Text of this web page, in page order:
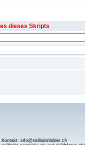
dieses Skripts
info@seilbahnbilder.ch